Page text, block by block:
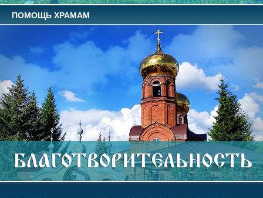
ПОМОЩЬ ХРАМАМ